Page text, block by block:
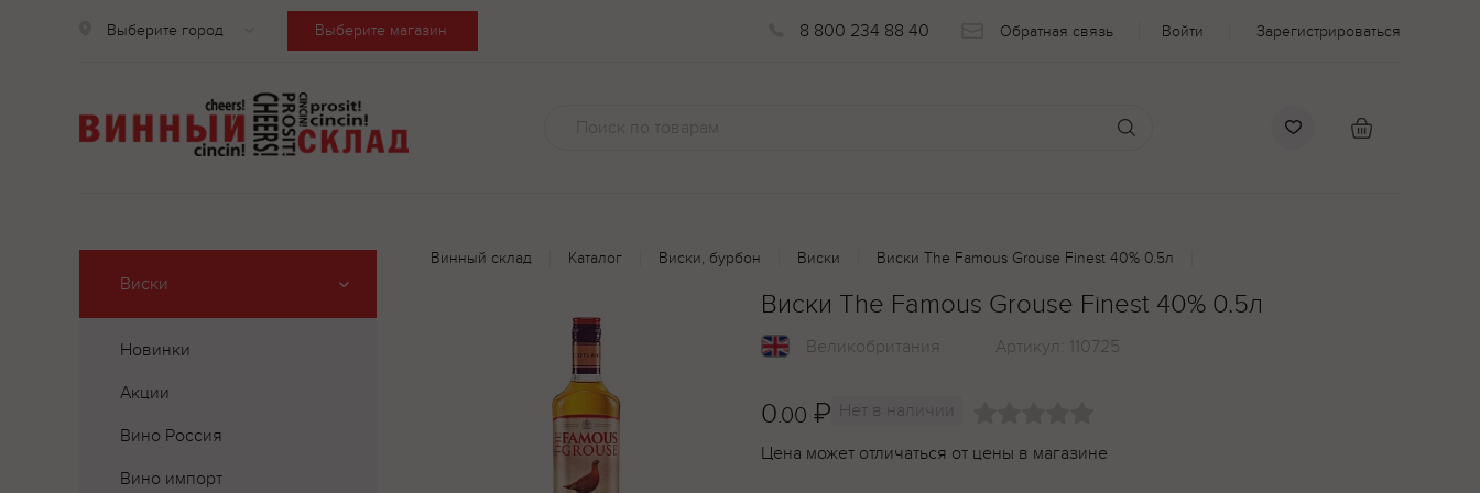
Выберите город Выберите магазин 8 800 234 88 40 Обратная связь Войти Зарегистрироваться
Виски
Новинки
Акции
Вино Россия
Вино импорт
Винный склад Каталог Виски, бурбон Виски Виски The Famous Grouse Finest 40% 0.5л
Виски The Famous Grouse Finest 40% 0.5л
Великобритания Артикул: 110725
0.00 ₽ Нет в наличии
Цена может отличаться от цены в магазине